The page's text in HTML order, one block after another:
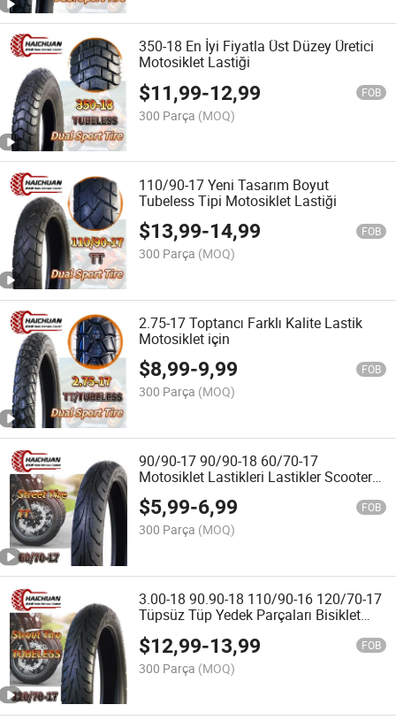
350-18 En İyi Fiyatla Üst Düzey Üretici
Motosiklet Lastiği
$11,99-12,99 FOB
300 Parça (MOQ)
110/90-17 Yeni Tasarım Boyut
Tubeless Tipi Motosiklet Lastiği
$13,99-14,99 FOB
300 Parça (MOQ)
2.75-17 Toptancı Farklı Kalite Lastik
Motosiklet için
$8,99-9,99 FOB
300 Parça (MOQ)
90/90-17 90/90-18 60/70-17
Motosiklet Lastikleri Lastikler Scooter
Motorbike Tubeless Motosiklet Lastığı
$5,99-6,99 FOB
300 Parça (MOQ)
3.00-18 90.90-18 110/90-16 120/70-17
Tüpsüz Tüp Yedek Parçaları Bisiklet
$12,99-13,99 FOB
300 Parça (MOQ)